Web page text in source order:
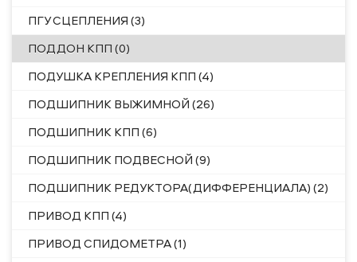
ПГУ СЦЕПЛЕНИЯ (3)
ПОДДОН КПП (0)
ПОДУШКА КРЕПЛЕНИЯ КПП (4)
ПОДШИПНИК ВЫЖИМНОЙ (26)
ПОДШИПНИК КПП (6)
ПОДШИПНИК ПОДВЕСНОЙ (9)
ПОДШИПНИК РЕДУКТОРА(ДИФФЕРЕНЦИАЛА) (2)
ПРИВОД КПП (4)
ПРИВОД СПИДОМЕТРА (1)